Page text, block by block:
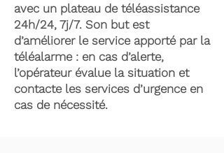
avec un plateau de téléassistance
24h/24, 7j/7. Son but est
d’améliorer le service apporté par la
téléalarme : en cas d’alerte,
l’opérateur évalue la situation et
contacte les services d’urgence en
cas de nécessité.